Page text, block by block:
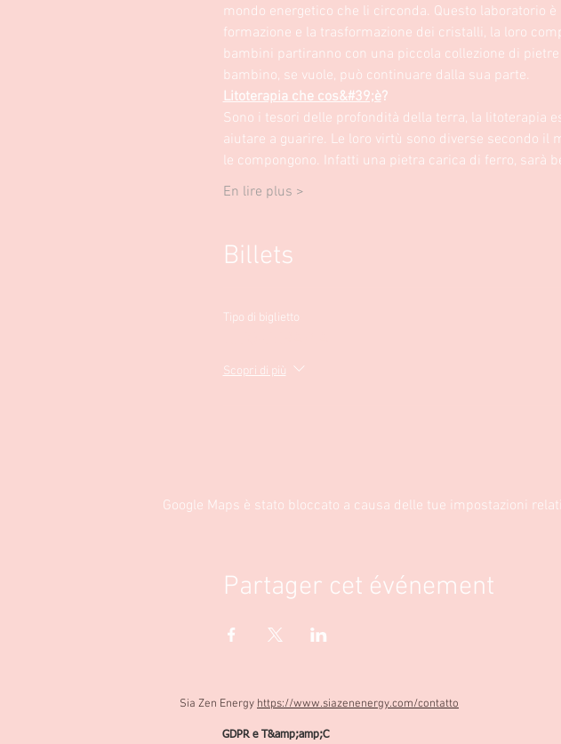
mondo energetico che li circonda. Questo laboratorio
formazione e la trasformazione dei cristalli, la loro
bambini partiranno con una piccola collezione di
bambino, se vuole, può continuare dalla sua parte.
Litoterapia che cos&#39;è?
Sono i tesori delle profondità della terra, la litoterapia
aiutare a guarire. Le loro virtù sono diverse secondo
le compongono. Infatti una pietra carica di ferro, sarà
En lire plus >
Billets
Tipo di biglietto
Scopri di più
Google Maps è stato bloccato a causa delle tue impostazioni
Partager cet événement
Sia Zen Energy https://www.siazenenergy.com/contatto
GDPR e T&amp;amp;C